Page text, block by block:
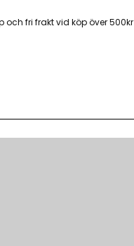
och fri frakt vid köp över 500kr